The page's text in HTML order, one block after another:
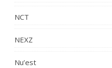
NCT
NEXZ
Nu’est